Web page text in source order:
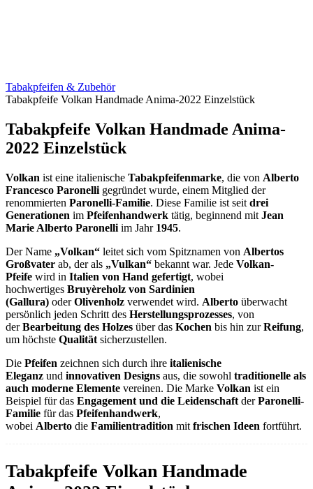
Tabakpfeifen & Zubehör
Tabakpfeife Volkan Handmade Anima-2022 Einzelstück
Tabakpfeife Volkan Handmade Anima-
2022 Einzelstück
Volkan ist eine italienische Tabakpfeifenmarke, die von Alberto
Francesco Paronelli gegründet wurde, einem Mitglied der
renommierten Paronelli-Familie. Diese Familie ist seit drei
Generationen im Pfeifenhandwerk tätig, beginnend mit Jean
Marie Alberto Paronelli im Jahr 1945.
Der Name „Volkan“ leitet sich vom Spitznamen von Albertos
Großvater ab, der als „Vulkan“ bekannt war. Jede Volkan-
Pfeife wird in Italien von Hand gefertigt, wobei
hochwertiges Bruyèreholz von Sardinien
(Gallura) oderOlivenholz verwendet wird. Alberto überwacht
persönlich jeden Schritt des Herstellungsprozesses, von
derBearbeitung des Holzes über das Kochen bis hin zurReifung,
um höchste Qualität sicherzustellen.
Die Pfeifen zeichnen sich durch ihre italienische
Eleganz und innovativen Designs aus, die sowohl traditionelle als
auch moderne Elemente vereinen. Die Marke Volkan ist ein
Beispiel für das Engagement und die Leidenschaft derParonelli-
Familie für das Pfeifenhandwerk,
wobei Alberto die Familientradition mit frischen Ideen fortführt.
Tabakpfeife Volkan Handmade